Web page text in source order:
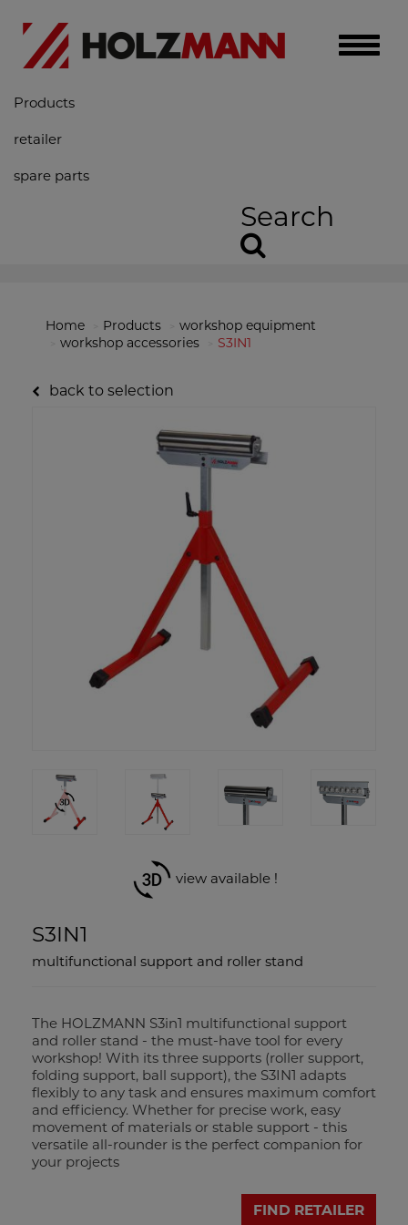
Toggle
Products
retailer
spare parts
Search
Home Products
workshop equipment
workshop accessories
S3IN1
back to selection
view available !
S3IN1
multifunctional support and roller stand
The HOLZMANN S3in1 multifunctional support
and roller stand - the must-have tool for every
workshop! With its three supports (roller support,
folding support, ball support), the S3IN1 adapts
flexibly to any task and ensures maximum comfort
and efficiency. Whether for precise work, easy
movement of materials or stable support - this
versatile all-rounder is the perfect companion for
your projects
FIND RETAILER